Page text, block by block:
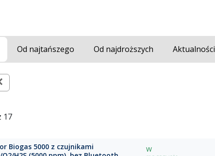
Od najtańszego Od najdroższych Aktualności
17
Biogas 5000 z czujnikami
W